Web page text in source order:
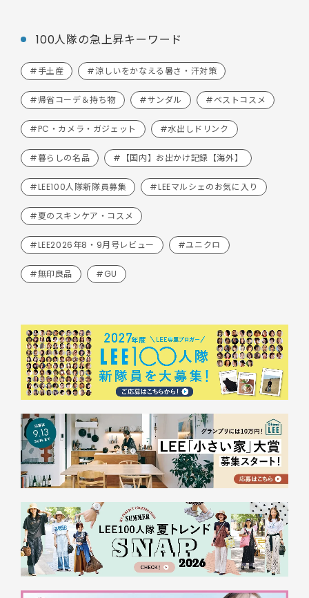
100人隊の急上昇キーワード
#手土産 #涼しいをかなえる暑さ・汗対策
#帰省コーデ＆持ち物 #サンダル #ベストコスメ
#PC・カメラ・ガジェット #水出しドリンク
#暮らしの名品 #【国内】お出かけ記録【海外】
#LEE100人隊新隊員募集 #LEEマルシェのお気に入り
#夏のスキンケア・コスメ
#LEE2026年8・9月号レビュー #ユニクロ
#無印良品 #GU